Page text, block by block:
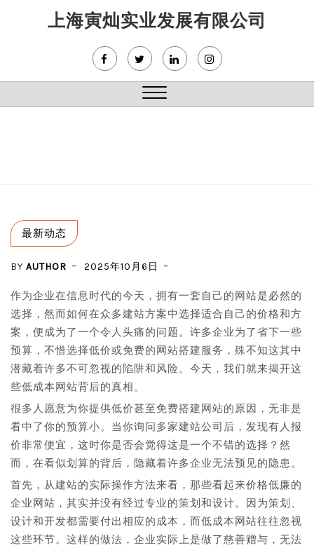
上海寅灿实业发展有限公司
Close
最新动态
BY AUTHOR 2025年10月6日
作为企业在信息时代的今天，拥有一套自己的网站是必然的
选择，然而如何在众多建站方案中选择适合自己的价格和方
案，便成为了一个令人头痛的问题。许多企业为了省下一些
预算，不惜选择低价或免费的网站搭建服务，殊不知这其中
潜藏着许多不可忽视的陷阱和风险。今天，我们就来揭开这
些低成本网站背后的真相。
很多人愿意为你提供低价甚至免费搭建网站的原因，无非是
看中了你的预算小。当你询问多家建站公司后，发现有人报
价非常便宜，这时你是否会觉得这是一个不错的选择？然
而，在看似划算的背后，隐藏着许多企业无法预见的隐患。
首先，从建站的实际操作方法来看，那些看起来价格低廉的
企业网站，其实并没有经过专业的策划和设计。因为策划、
设计和开发都需要付出相应的成本，而低成本网站往往忽视
这些环节。这样的做法，企业实际上是做了慈善赠与，无法